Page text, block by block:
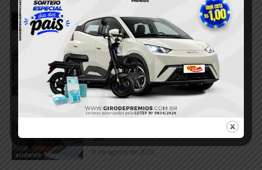
RELACIONADOS
VÍDEO; Dois acidentes mobilizam
equipes de resgate e deixam três
feridos em Itaituba
8 de agosto de 2026
acidente
VÍDEO; Motorista perde controle e
caminhonete tomba na Estrada Norte-
Sul
8 de agosto de 2026